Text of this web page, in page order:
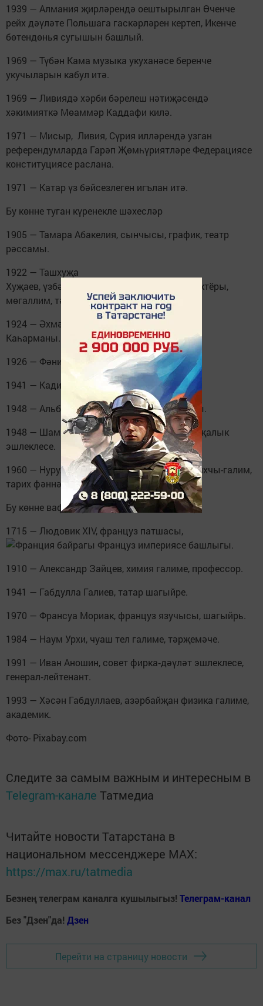
1939 — Алмания җирләрендә оештырылган Өченче
рейх дәүләте Польшага гаскәрләрен кертеп, Икенче
бөтендөнья сугышын башлый.
1969 — Түбән Кама музыка укуханәсе беренче
укучыларын кабул итә.
1969 — Ливиядә хәрби бәрелеш нәтиҗәсендә
хәкимияткә Мөаммәр Каддафи килә.
1971 — Мисыр, Ливия, Сүрия илләрендә узган
референдумларда Гарәп Җөмһүриятләре Федерациясе
конституциясе раслана.
1971 — Катар үз бәйсезлеген игълан итә.
Бу көнне туган күренекле шәхесләр
1905 — Тамара Абакелия, сынчысы, график, театр
рәссамы.
1922 — Ташхуҗа
Хуҗаев, үзбәк режиссёры, театр һәм кино актёры,
мөгаллим, тәрҗемәче.
1924 — Әхмәт Әминев, Социалистик Хезмәт
Каһарманы.
1926 — Фәния Чанышева, шагыйрә.
1941 — Кадим Аралбай, башкорт язучысы.
1948 — Альберт Әсәдуллин, татар җырчысы.
1948 — Шамил Зарифов, татар хакимият-хуҗалык
эшлеклесе.
1960 — Нурулла Гариф, татар язучысы, тарихчы-галим,
тарих фәннәре кандидаты.
Бу көнне вафат булган күренекле шәхесләр
1715 — Людовик XIV, француз патшасы,
Француз империясе башлыгы.
1910 — Александр Зайцев, химия галиме, профессор.
1941 — Габдулла Галиев, татар шагыйре.
1970 — Франсуа Мориак, француз язучысы, шагыйрь.
1984 — Наум Урхи, чуаш тел галиме, тәрҗемәче.
1991 — Иван Аношин, совет фирка‑дәүләт эшлеклесе,
генерал‑лейтенант.
1993 — Хәсән Габдуллаев, азәрбайҗан физика галиме,
академик.
Фото- Pixabay.com
Следите за самым важным и интересным в
Telegram-канале Татмедиа
Читайте новости Татарстана в
национальном мессенджере MАХ:
https://max.ru/tatmedia
Безнең телеграм каналга кушылыгыз! Телеграм-канал
Без "Дзен"да! Дзен
Перейти на страницу новости